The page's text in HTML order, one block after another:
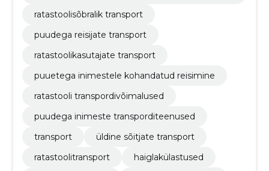
ratastoolisõbralik transport
puudega reisijate transport
ratastoolikasutajate transport
puuetega inimestele kohandatud reisimine
ratastooli transpordivõimalused
puudega inimeste transporditeenused
transport
üldine sõitjate transport
ratastoolitransport
haiglakülastused